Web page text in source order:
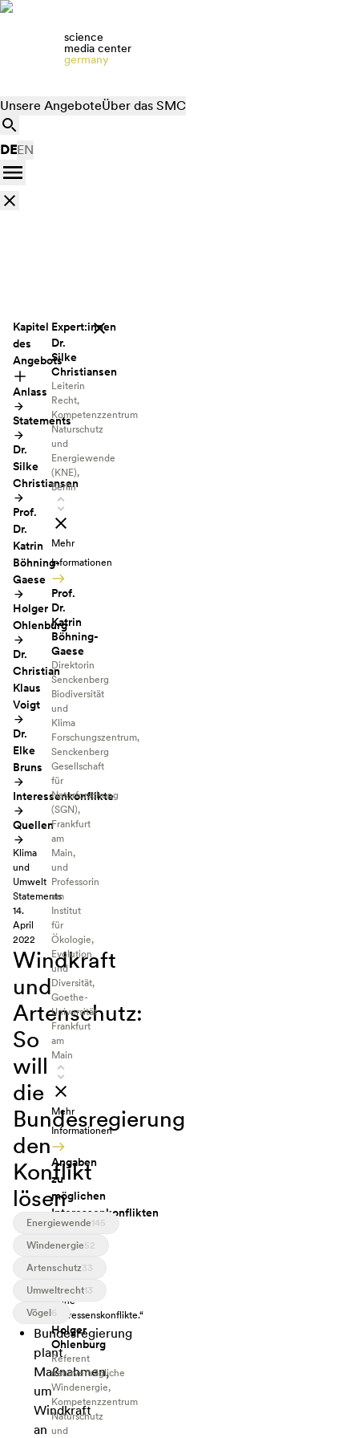
science
media center
germany
Unsere AngeboteÜber das SMC
DEEN
Kapitel
des
Angebots
Anlass
Statements
Dr.
Silke
Christiansen
Prof.
Dr.
Katrin
Böhning-
Gaese
Holger
Ohlenburg
Dr.
Christian
Klaus
Voigt
Dr.
Elke
Bruns
Interessenkonflikte
Quellen
Klima
und
Umwelt
Statements
14.
April
2022
Windkraft
und
Artenschutz:
So
will
die
Bundesregierung
den
Konflikt
lösen
Energiewende145
Windenergie52
Artenschutz33
Umweltrecht13
Vögel 6
Bundesregierung
plant
Maßnahmen,
um
Windkraft
an
Expert:innen
Dr.
Silke
Christiansen
Leiterin
Recht,
Kompetenzzentrum
Naturschutz
und
Energiewende
(KNE),
Berlin
Mehr
Informationen
Prof.
Dr.
Katrin
Böhning-
Gaese
Direktorin
Senckenberg
Biodiversität
und
Klima
Forschungszentrum,
Senckenberg
Gesellschaft
für
Naturforschung
(SGN),
Frankfurt
am
Main,
und
Professorin
am
Institut
für
Ökologie,
Evolution
und
Diversität,
Goethe-
Universität
Frankfurt
am
Main
Mehr
Informationen
Angaben
zu
möglichen
Interessenkonflikten
„Ich
habe
Ihrer
Anfrage
keine
Interessenskonflikte.“
Holger
Ohlenburg
Referent
naturverträgliche
Windenergie,
Kompetenzzentrum
Naturschutz
und